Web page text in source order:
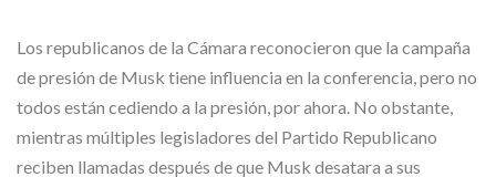
Los republicanos de la Cámara reconocieron que la campaña
de presión de Musk tiene influencia en la conferencia, pero no
todos están cediendo a la presión, por ahora. No obstante,
mientras múltiples legisladores del Partido Republicano
reciben llamadas después de que Musk desatara a sus